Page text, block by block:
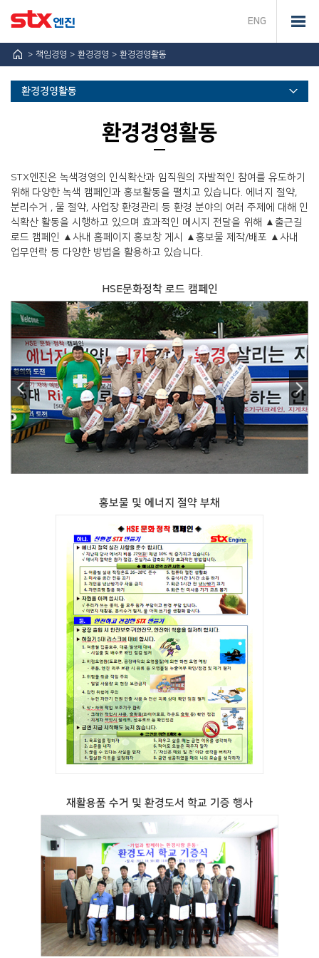
ENG
책임경영 환경경영 환경경영활동
환경경영활동
환경경영활동
기후변화
환경경영활동
STX엔진은 녹색경영의 인식확산과 임직원의 자발적인 참여를 유도하기
위해 다양한 녹색 캠페인과 홍보활동을 펼치고 있습니다. 에너지 절약,
분리수거 , 물 절약, 사업장 환경관리 등 환경 분야의 여러 주제에 대해 인
식확산 활동을 시행하고 있으며 효과적인 메시지 전달을 위해 ▲출근길
로드 캠페인 ▲사내 홈페이지 홍보창 게시 ▲홍보물 제작/배포 ▲사내
업무연락 등 다양한 방법을 활용하고 있습니다.
HSE문화정착 로드 캠페인
홍보물 및 에너지 절약 부채
재활용품 수거 및 환경도서 학교 기증 행사